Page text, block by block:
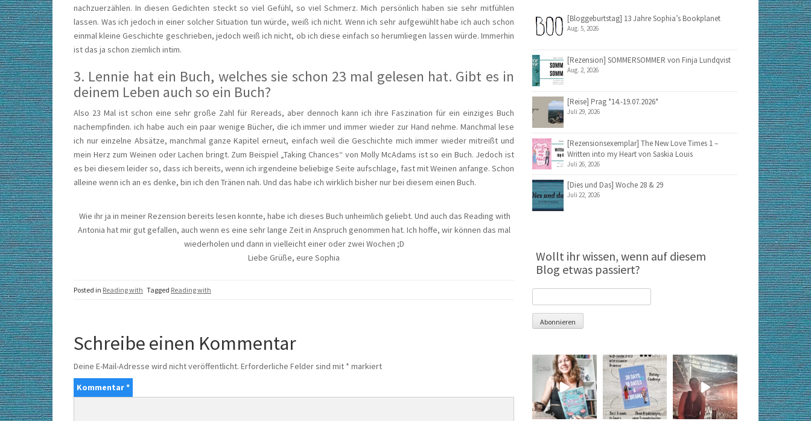
nachzuerzählen. In diesen Gedichten steckt so viel Gefühl, so viel Schmerz. Mich persönlich haben sie sehr mitfühlen
lassen. Was ich jedoch in einer solcher Situation tun würde, weiß ich nicht. Wenn ich sehr aufgewühlt habe ich auch schon
einmal kleine Geschichte geschrieben, jedoch weiß ich nicht, ob ich diese einfach so herumliegen lassen würde. Immerhin
ist das ja schon ziemlich intim.
3. Lennie hat ein Buch, welches sie schon 23 mal gelesen hat. Gibt es in
deinem Leben auch so ein Buch?
Also 23 Mal ist schon eine sehr große Zahl für Rereads, aber dennoch kann ich ihre Faszination für ein einziges Buch
nachempfinden. ich habe auch ein paar wenige Bücher, die ich immer und immer wieder zur Hand nehme. Manchmal lese
ich nur einzelne Absätze, manchmal ganze Kapitel erneut, einfach weil die Geschichte mich immer wieder mitreißt und
mein Herz zum Weinen oder Lachen bringt. Zum Beispiel „Taking Chances“ von Molly McAdams ist so ein Buch. Jedoch ist
es bei diesem leider so, dass ich bereits, wenn ich irgendeine beliebige Seite aufschlage, fast mit Weinen anfange. Schon
alleine wenn ich an es denke, bin ich den Tränen nah. Und das habe ich wirklich bisher nur bei diesem einen Buch.
Wie ihr ja in meiner Rezension bereits lesen konnte, habe ich dieses Buch unheimlich geliebt. Und auch das Reading with
Antonia hat mir gut gefallen, auch wenn es eine sehr lange Zeit in Anspruch genommen hat. Ich hoffe, wir können das mal
wiederholen und dann in vielleicht einer oder zwei Wochen ;D
Liebe Grüße, eure Sophia
Posted in Reading with Tagged Reading with
Schreibe einen Kommentar
Deine E-Mail-Adresse wird nicht veröffentlicht. Erforderliche Felder sind mit * markiert
Kommentar*
[Bloggeburtstag] 13 Jahre Sophia’s Bookplanet
Aug. 5, 2026
[Rezension] SOMMERSOMMER von Finja Lundqvist
Aug. 2, 2026
[Reise] Prag *14.-19.07.2026*
Juli 29, 2026
[Rezensionsexemplar] The New Love Times 1 –
Written into my Heart von Saskia Louis
Juli 26, 2026
[Dies und Das] Woche 28 & 29
Juli 22, 2026
Wollt ihr wissen, wenn auf diesem
Blog etwas passiert?